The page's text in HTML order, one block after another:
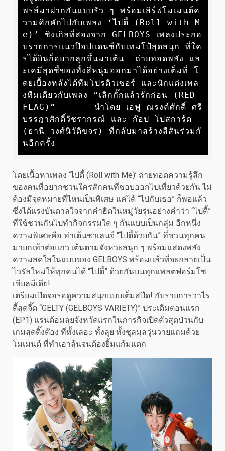
พรส์มาฝากกันแบบรัว ๆ พร้อมเสิร์ฟโมเมนต์ค
วามคึกคักไปกับเพลง ‘ไปตี้ (Roll with M
e)’ ซิงเกิลที่สองจาก GELBOYS เพลงประกอ
บรายการแนวป๊อปแดนซ์กับเทมโป้สุดสนุก ที่ใค
รได้ยินก็อยากลุกขึ้นมาเต้น  ถ่ายทอดพลัง แล
ะเคมีสุดซี้ของทั้งสี่หนุ่มออกมาได้อย่างเต็มที่ โ
ดยเบื้องหลังได้ทีมโปรดิวเซอร์ และนักแต่งเพล
งทีมเดียวกับเพลง “เลิกกั๊กแล้วรักก่อน (RED
FLAG)”       นำโดย เอฟู ณรงค์ศักดิ์ ศรี
บรรฎาศักดิ์วัชรากรณ์ และ ก๊อป โปสการ์ด
(ธานี วงศ์นิวัติขจร) ที่กลับมาสร้างสีสันร่วมกั
นอีกครั้ง
โดยเนื้อหาเพลง ‘ไปตี้ (Roll with Me)’ ถ่ายทอดความรู้สึก
ของคนที่อยากชวนใครสักคนที่ชอบออกไปเที่ยวด้วยกัน ไม่
ต้องมีจุดหมายที่ไหนเป็นพิเศษ แค่ได้ “ไปกับเธอ” ก็พอแล้ว
ซึ่งได้แรงบันดาลใจจากคำฮิตในหมู่วัยรุ่นอย่างคำว่า “ไปตี้”
ที่ใช้ชวนกันไปทำกิจกรรมใด ๆ กันแบบเป็นกลุ่ม อีกหนึ่ง
ความพิเศษคือ ท่าเต้นชาเลนจ์ “ไปตี้ด้วยกัน” ที่ชวนทุกคน
มายกเท้าต่อแถว เต้นตามจังหวะสนุก ๆ พร้อมแสดงพลัง
ความสดใสในแบบของ GELBOYS พร้อมแล้วที่จะกลายเป็น
ไวรัลใหม่ให้ทุกคนได้ “ไปตี้” ด้วยกันบนทุกแพลตฟอร์มโซ
เชียลมีเดีย!
เตรียมเปิดจอรอดูความสนุกแบบเต็มสปีด! กับรายการวาไร
ตี้สุดจี๊ด “GELTY (GELBOYS VARIETY)” ประเดิมตอนแรก
(EP1) แรนด้อมลุยจังหวัดแรกในภารกิจเปิดตัวสุดป่วนกับ
เกมสุดติ๊งต๊อง ที่ทั้งเลอะ ทั้งลุย ทั้งชุลมุลวุ่นวายแถมด้วย
โมเมนต์ ที่ทำเอาลุ้นจนต้องยิ้มแก้มแตก